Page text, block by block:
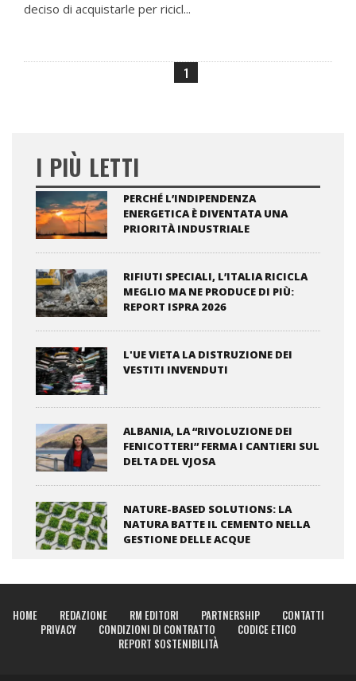
deciso di acquistarle per ricicl...
1
I PIÙ LETTI
PERCHÉ L’INDIPENDENZA
ENERGETICA È DIVENTATA UNA
PRIORITÀ INDUSTRIALE
RIFIUTI SPECIALI, L’ITALIA RICICLA
MEGLIO MA NE PRODUCE DI PIÙ:
REPORT ISPRA 2026
L'UE VIETA LA DISTRUZIONE DEI
VESTITI INVENDUTI
ALBANIA, LA “RIVOLUZIONE DEI
FENICOTTERI” FERMA I CANTIERI SUL
DELTA DEL VJOSA
NATURE-BASED SOLUTIONS: LA
NATURA BATTE IL CEMENTO NELLA
GESTIONE DELLE ACQUE
HOME REDAZIONE RM EDITORI PARTNERSHIP
CONTATTI
PRIVACY
CONDIZIONI DI CONTRATTO
CODICE ETICO
REPORT SOSTENIBILITÀ